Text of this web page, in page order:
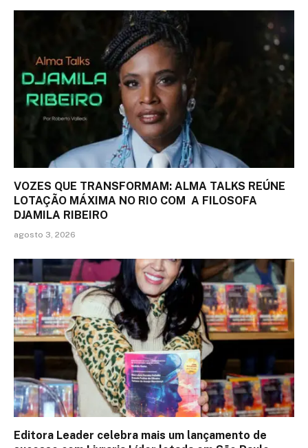
VOZES QUE TRANSFORMAM: ALMA TALKS REÚNE
LOTAÇÃO MÁXIMA NO RIO COM A FILOSOFA
DJAMILA RIBEIRO
agosto 3, 2026
Editora Leader celebra mais um lançamento de